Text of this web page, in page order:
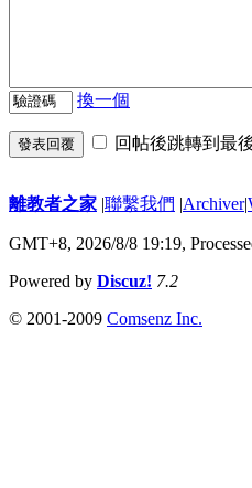
換一個
發表回覆 回帖後跳轉到最
離教者之家 |聯繫我們 |Archiver|
GMT+8, 2026/8/8 19:19,
Powered by Discuz! 7.2
© 2001-2009 Comsenz Inc.